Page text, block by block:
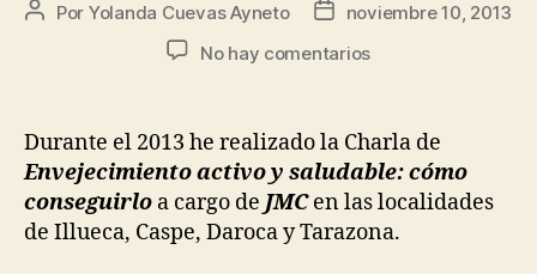
Por Yolanda Cuevas Ayneto
noviembre 10, 2013
No hay comentarios
Durante el 2013 he realizado la Charla de
Envejecimiento activo y saludable: cómo
conseguirlo a cargo de JMCen las localidades
de Illueca, Caspe, Daroca y Tarazona.